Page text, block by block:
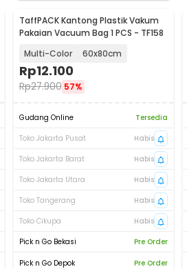
TaffPACK Kantong Plastik Vakum
Pakaian Vacuum Bag 1 PCS - TF158
Multi-Color
60x80cm
Rp12.100
Rp27.900 57%
Gudang Online
Tersedia
Toko Jakarta Pusat
Habis
Toko Jakarta Barat
Habis
Toko Jakarta Utara
Habis
Toko Tangerang
Habis
Toko Cikupa
Habis
Pick n Go Bekasi
Pre Order
Pick n Go Depok
Pre Order